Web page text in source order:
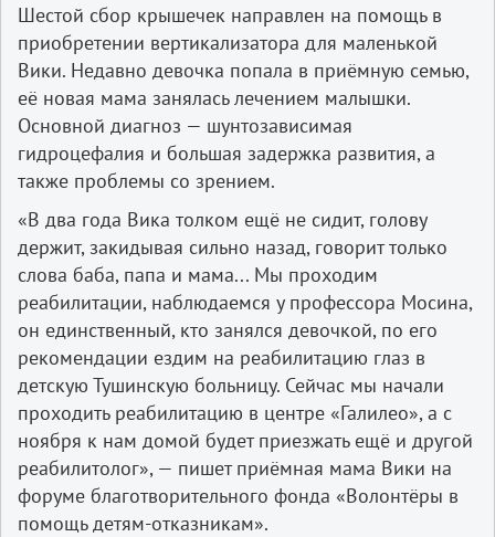
Шестой сбор крышечек направлен на помощь в
приобретении вертикализатора для маленькой
Вики. Недавно девочка попала в приёмную семью,
её новая мама занялась лечением малышки.
Основной диагноз — шунтозависимая
гидроцефалия и большая задержка развития, а
также проблемы со зрением.
«В два года Вика толком ещё не сидит, голову
держит, закидывая сильно назад, говорит только
слова баба, папа и мама... Мы проходим
реабилитации, наблюдаемся у профессора Мосина,
он единственный, кто занялся девочкой, по его
рекомендации ездим на реабилитацию глаз в
детскую Тушинскую больницу. Сейчас мы начали
проходить реабилитацию в центре «Галилео», а с
ноября к нам домой будет приезжать ещё и другой
реабилитолог», — пишет приёмная мама Вики на
форуме благотворительного фонда «Волонтёры в
помощь детям-отказникам».